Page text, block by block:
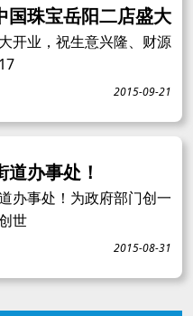
珠宝岳阳二店盛大
开业，祝生意兴隆、财源
2015-09-21
办事处！
办事处！为政府部门创一
世
2015-08-31